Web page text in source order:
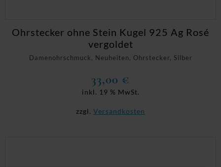
Damenohrschmuck, Neuheiten, Ohrstecker, Silber
Ohrstecker ohne Stein Kugel 925 Ag Rosé
vergoldet
33,00 €
inkl. 19 % MwSt.
zzgl. Versandkosten